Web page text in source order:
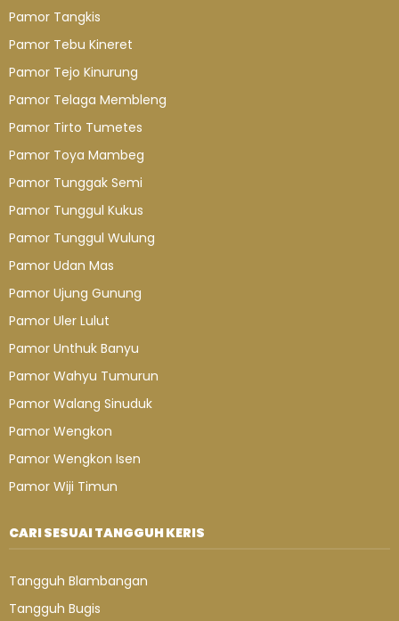
Pamor Tangkis
Pamor Tebu Kineret
Pamor Tejo Kinurung
Pamor Telaga Membleng
Pamor Tirto Tumetes
Pamor Toya Mambeg
Pamor Tunggak Semi
Pamor Tunggul Kukus
Pamor Tunggul Wulung
Pamor Udan Mas
Pamor Ujung Gunung
Pamor Uler Lulut
Pamor Unthuk Banyu
Pamor Wahyu Tumurun
Pamor Walang Sinuduk
Pamor Wengkon
Pamor Wengkon Isen
Pamor Wiji Timun
CARI SESUAI TANGGUH KERIS
Tangguh Blambangan
Tangguh Bugis